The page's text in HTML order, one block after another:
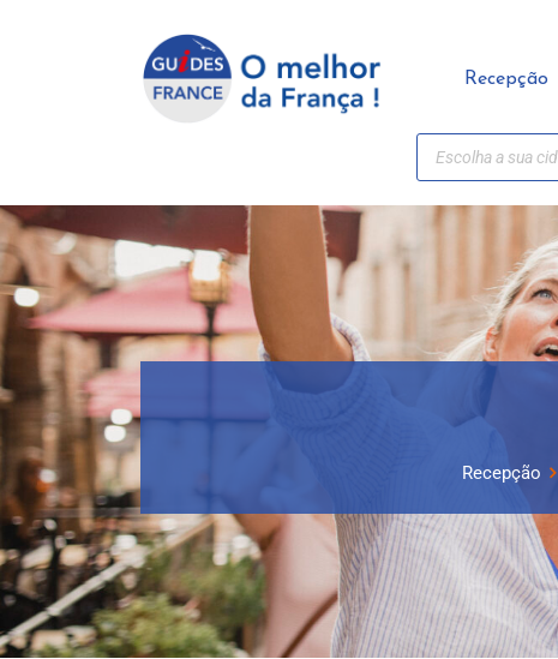
Recepção
Recepção